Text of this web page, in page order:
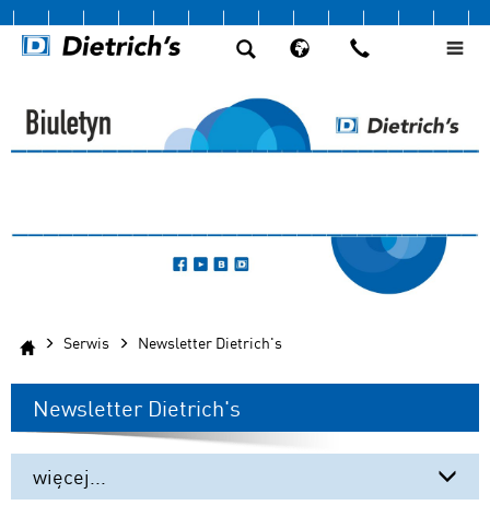
Serwis Newsletter Dietrich's
Newsletter Dietrich's
więcej...